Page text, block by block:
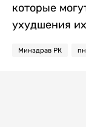
которые
ухудшения
Минздрав РК